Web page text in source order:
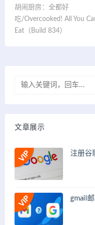
胡闹厨房：全都好
吃/Overcooked! All You
Eat（Build 834）
文章展示
注册谷
gmail